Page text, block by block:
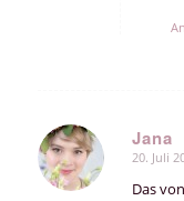
Jana
sagte:
20. Juli
Das